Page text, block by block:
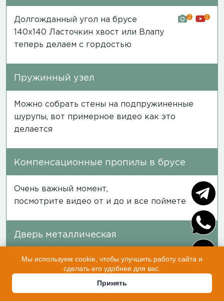
Долгожданный угол на брусе
140х140 Ласточкин хвост или Влапу
теперь делаем с гордостью
2 2
Пружинный узел
Можно собрать стены на подпружиненные
шурупы, вот примерное видео как это
делается
Компенсационные пропилы в брусе
Очень важный момент,
посмотрите видео от и до и все поймете
Дверь металлическая
Мы за доп плату устанавливаем хорошую
дверь с порошковой краской,
отечественного производства, она не
Мы используем cookie, чтобы улучшить работу сайта и
сделать его удобнее для вас.
Принять